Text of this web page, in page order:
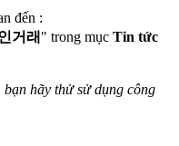
đến :
거래 " trong mục Tin tức
hãy thử sử dụng công